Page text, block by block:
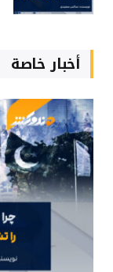
أخبار خاصة